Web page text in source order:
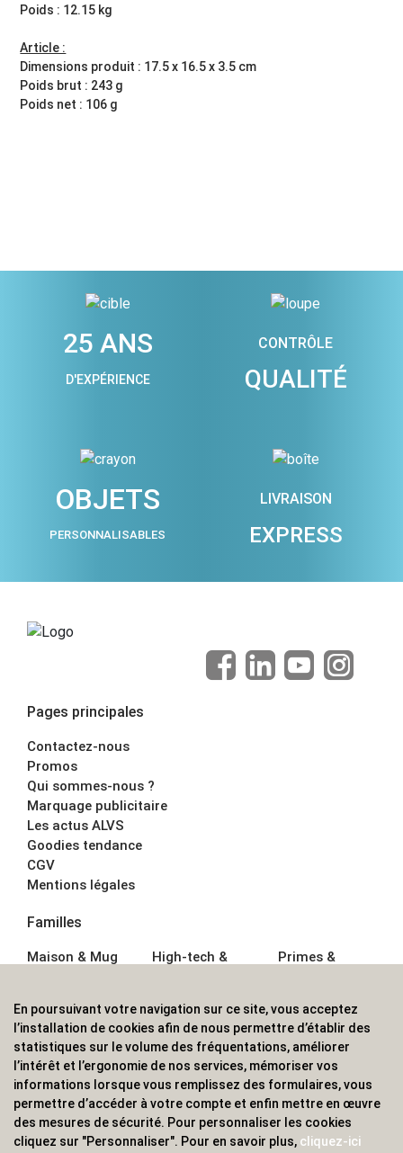
Poids : 12.15 kg
Article :
Dimensions produit : 17.5 x 16.5 x 3.5 cm
Poids brut : 243 g
Poids net : 106 g
25 ANS
D'EXPÉRIENCE
CONTRÔLE
QUALITÉ
OBJETS
PERSONNALISABLES
LIVRAISON
EXPRESS
Pages principales
Contactez-nous
Promos
Qui sommes-nous ?
Marquage publicitaire
Les actus ALVS
Goodies tendance
CGV
Mentions légales
Familles
Maison & Mug
Écriture
Bagagerie sacs
High-tech &
Sport &
Outdoor
Enfant
Primes &
Boisson
Textile &
Casquette
Accessoires de
ALVS, fournisseur d'objets publicitaires, pour les
professionnels. Une implantation nationale, une
En poursuivant votre navigation sur ce site, vous acceptez
l’installation de cookies afin de nous permettre d’établir des
statistiques sur le volume des fréquentations, améliorer
l’intérêt et l’ergonomie de nos services, mémoriser vos
informations lorsque vous remplissez des formulaires, vous
permettre d’accéder à votre compte et enfin mettre en œuvre
des mesures de sécurité. Pour personnaliser les cookies
cliquez sur "Personnaliser". Pour en savoir plus, cliquez-ici